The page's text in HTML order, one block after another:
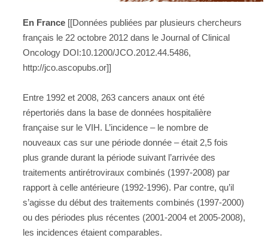
En France [[Données publiées par plusieurs chercheurs
français le 22 octobre 2012 dans le Journal of Clinical
Oncology DOI:10.1200/JCO.2012.44.5486,
http://jco.ascopubs.or]]
Entre 1992 et 2008, 263 cancers anaux ont été
répertoriés dans la base de données hospitalière
française sur le VIH. L’incidence – le nombre de
nouveaux cas sur une période donnée – était 2,5 fois
plus grande durant la période suivant l’arrivée des
traitements antirétroviraux combinés (1997-2008) par
rapport à celle antérieure (1992-1996). Par contre, qu’il
s’agisse du début des traitements combinés (1997-2000)
ou des périodes plus récentes (2001-2004 et 2005-2008),
les incidences étaient comparables.